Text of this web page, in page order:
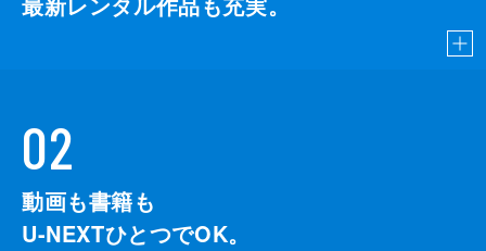
02
動画も書籍も
U-NEXTひとつでOK。